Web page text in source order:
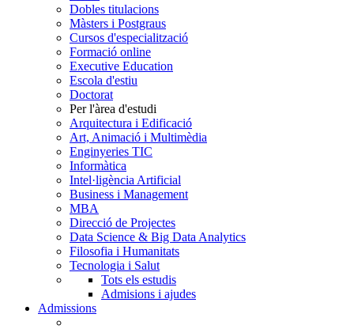
Dobles titulacions
Màsters i Postgraus
Cursos d'especialització
Formació online
Executive Education
Escola d'estiu
Doctorat
Per l'àrea d'estudi
Arquitectura i Edificació
Art, Animació i Multimèdia
Enginyeries TIC
Informàtica
Intel·ligència Artificial
Business i Management
MBA
Direcció de Projectes
Data Science & Big Data Analytics
Filosofia i Humanitats
Tecnologia i Salut
Tots els estudis
Admisions i ajudes
Admissions